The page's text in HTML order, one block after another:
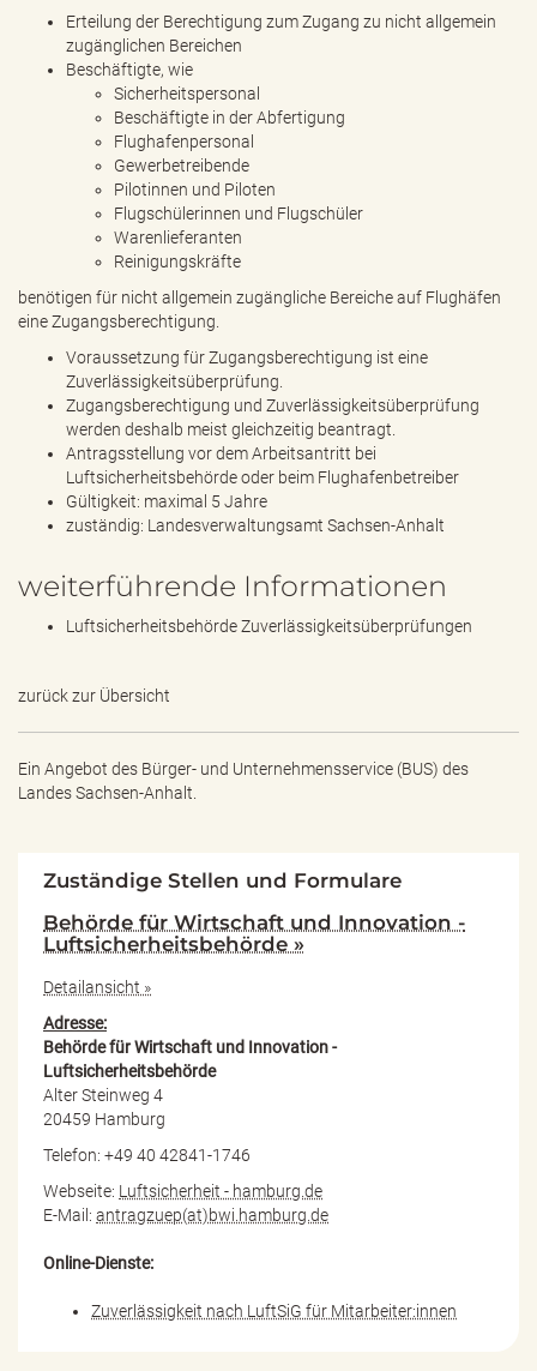
Erteilung der Berechtigung zum Zugang zu nicht allgemein
zugänglichen Bereichen
Beschäftigte, wie
Sicherheitspersonal
Beschäftigte in der Abfertigung
Flughafenpersonal
Gewerbetreibende
Pilotinnen und Piloten
Flugschülerinnen und Flugschüler
Warenlieferanten
Reinigungskräfte
benötigen für nicht allgemein zugängliche Bereiche auf Flughäfen
eine Zugangsberechtigung.
Voraussetzung für Zugangsberechtigung ist eine
Zuverlässigkeitsüberprüfung.
Zugangsberechtigung und Zuverlässigkeitsüberprüfung
werden deshalb meist gleichzeitig beantragt.
Antragsstellung vor dem Arbeitsantritt bei
Luftsicherheitsbehörde oder beim Flughafenbetreiber
Gültigkeit: maximal 5 Jahre
zuständig: Landesverwaltungsamt Sachsen-Anhalt
weiterführende Informationen
Luftsicherheitsbehörde Zuverlässigkeitsüberprüfungen
zurück zur Übersicht
Ein Angebot des Bürger- und Unternehmensservice (BUS) des
Landes Sachsen-Anhalt.
Zuständige Stellen und Formulare
Behörde für Wirtschaft und Innovation -
Luftsicherheitsbehörde »
Detailansicht »
Adresse:
Behörde für Wirtschaft und Innovation -
Luftsicherheitsbehörde
Alter Steinweg 4
20459 Hamburg
Telefon: +49 40 42841-1746
Webseite: Luftsicherheit - hamburg.de
E-Mail: antragzuep(at)bwi.hamburg.de
Online-Dienste:
Zuverlässigkeit nach LuftSiG für Mitarbeiter:innen